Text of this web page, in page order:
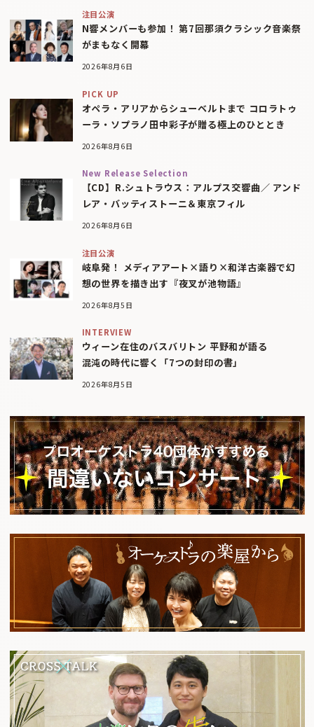
注目公演
N響メンバーも参加！ 第7回那須クラシック音楽祭
がまもなく開幕
2026年8月6日
PICK UP
オペラ・アリアからシューベルトまで コロラトゥ
ーラ・ソプラノ田中彩子が贈る極上のひととき
2026年8月6日
New Release Selection
【CD】R.シュトラウス：アルプス交響曲／ アンド
レア・バッティストーニ＆東京フィル
2026年8月6日
注目公演
岐阜発！ メディアアート×語り×和洋古楽器で幻
想の世界を描き出す『夜叉が池物語』
2026年8月5日
INTERVIEW
ウィーン在住のバスバリトン 平野和が語る
混沌の時代に響く「7つの封印の書」
2026年8月5日